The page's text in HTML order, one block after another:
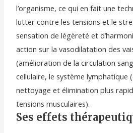
l’organisme, ce qui en fait une
lutter contre les tensions et le
sensation de légèreté et
action sur la vasodilatation des
(amélioration de la circulation
cellulaire, le système lymphatique
nettoyage et élimination plus
tensions musculaires).
Ses effets